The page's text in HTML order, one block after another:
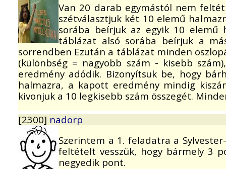
Van 20 darab egymástól nem
szétválasztjuk két 10 elemű
sorába beírjuk az egyik 10 elemű
táblázat alsó sorába beírjuk a
sorrendben Ezután a táblázat minden
(különbség = nagyobb szám - kisebb
eredmény adódik. Bizonyítsuk be, hogy
halmazra, a kapott eredmény mindig
kivonjuk a 10 legkisebb szám összegét.
[2300] nadorp
Szerintem a 1. feladatra a
feltételt vesszük, hogy bármely 3
negyedik pont.